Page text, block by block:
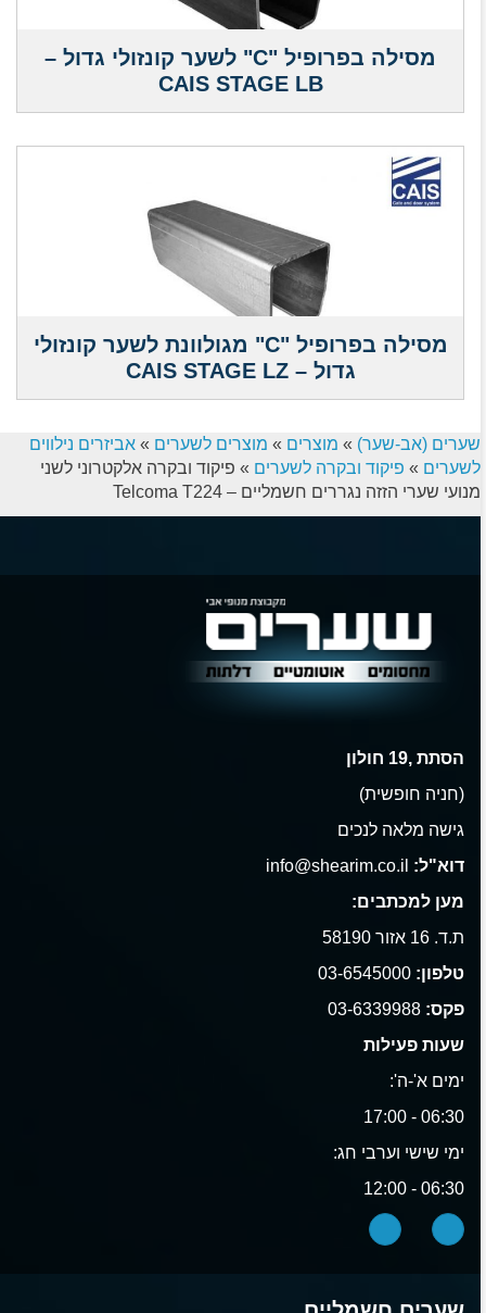
מסילה בפרופיל "C" לשער קונזולי גדול –
CAIS STAGE LB
מסילה בפרופיל "C" מגולוונת לשער קונזולי
גדול – CAIS STAGE LZ
שערים (אב-שער) » מוצרים » מוצרים לשערים » אביזרים נילווים
לשערים » פיקוד ובקרה לשערים » פיקוד ובקרה אלקטרוני לשני
מנועי שערי הזזה נגררים חשמליים – Telcoma T224
הסתת ,19 חולון
(חניה חופשית)
גישה מלאה לנכים
דוא"ל:
מען למכתבים:
ת.ד. 16 אזור 58190
טלפון:
פקס:
שעות פעילות
ימים א'-ה':
06:30 - 17:00
ימי שישי וערבי חג:
06:30 - 12:00